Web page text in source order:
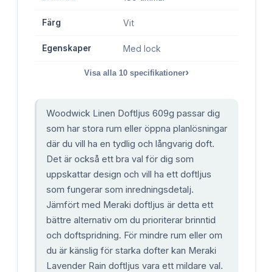
Färg Vit
Egenskaper Med lock
Visa alla 10 specifikationer›
Woodwick Linen Doftljus 609g passar dig
som har stora rum eller öppna planlösningar
där du vill ha en tydlig och långvarig doft.
Det är också ett bra val för dig som
uppskattar design och vill ha ett doftljus
som fungerar som inredningsdetalj.
Jämfört med Meraki doftljus är detta ett
bättre alternativ om du prioriterar brinntid
och doftspridning. För mindre rum eller om
du är känslig för starka dofter kan Meraki
Lavender Rain doftljus vara ett mildare val.